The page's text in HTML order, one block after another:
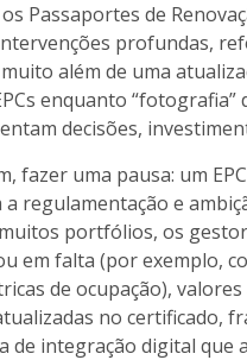
Passaportes de
profundas,
muito além de uma
enquanto
decisões,
fazer uma pausa: um
regulamentação e
portfólios, os
em falta (por exemplo,
de ocupação),
no certificado,
de integração digital que